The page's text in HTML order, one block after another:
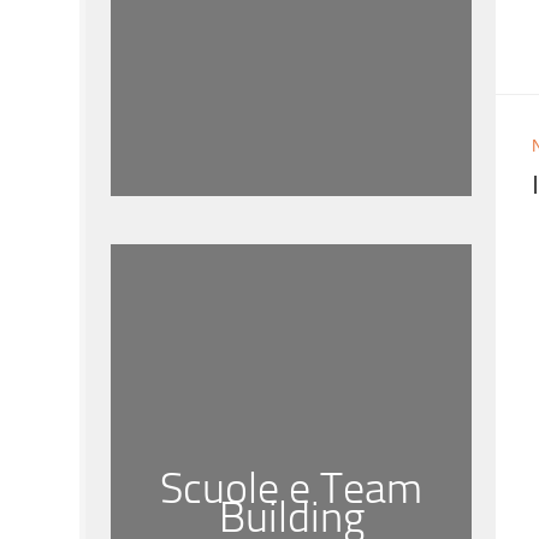
Scuole e Team
Building